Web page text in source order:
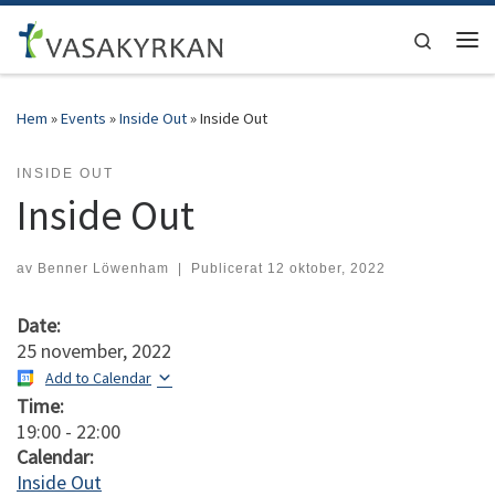
Hoppa till innehåll
Search
Hem »Events »Inside Out»Inside Out
INSIDE OUT
Inside Out
av Benner Löwenham | Publicerat 12 oktober, 2022
Date:
25 november, 2022
Add to Calendar
Time:
19:00 - 22:00
Calendar:
Inside Out